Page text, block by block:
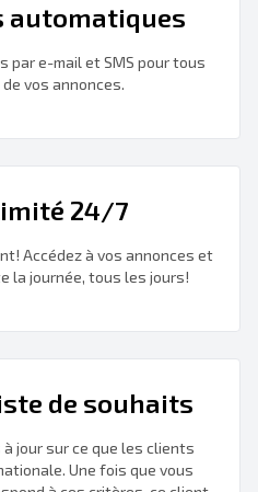
automatiques
e-mail et SMS pour tous
vos annonces.
24/7
Accédez à vos annonces et
la journée, tous les jours!
de souhaits
jour sur ce que les clients
Une fois que vous